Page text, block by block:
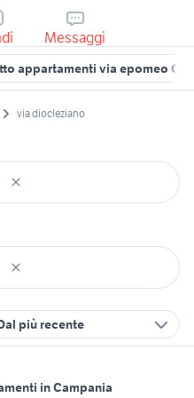
Messaggi
appartamenti via epomeo
via diocleziano
più recente
in Campania